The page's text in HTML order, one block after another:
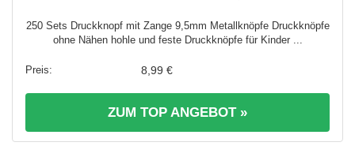
250 Sets Druckknopf mit Zange 9,5mm Metallknöpfe Druckknöpfe
ohne Nähen hohle und feste Druckknöpfe für Kinder ...
8,99 €
ZUM TOP ANGEBOT »